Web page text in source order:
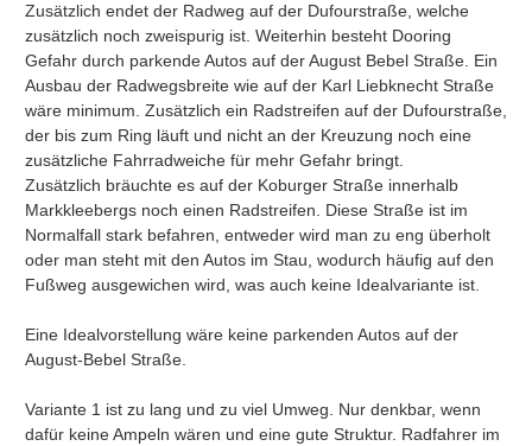
Zusätzlich endet der Radweg auf der Dufourstraße, welche
zusätzlich noch zweispurig ist. Weiterhin besteht Dooring
Gefahr durch parkende Autos auf der August Bebel Straße. Ein
Ausbau der Radwegsbreite wie auf der Karl Liebknecht Straße
wäre minimum. Zusätzlich ein Radstreifen auf der Dufourstraße,
der bis zum Ring läuft und nicht an der Kreuzung noch eine
zusätzliche Fahrradweiche für mehr Gefahr bringt.
Zusätzlich bräuchte es auf der Koburger Straße innerhalb
Markkleebergs noch einen Radstreifen. Diese Straße ist im
Normalfall stark befahren, entweder wird man zu eng überholt
oder man steht mit den Autos im Stau, wodurch häufig auf den
Fußweg ausgewichen wird, was auch keine Idealvariante ist.
Eine Idealvorstellung wäre keine parkenden Autos auf der
August-Bebel Straße.
Variante 1 ist zu lang und zu viel Umweg. Nur denkbar, wenn
dafür keine Ampeln wären und eine gute Struktur. Radfahrer im